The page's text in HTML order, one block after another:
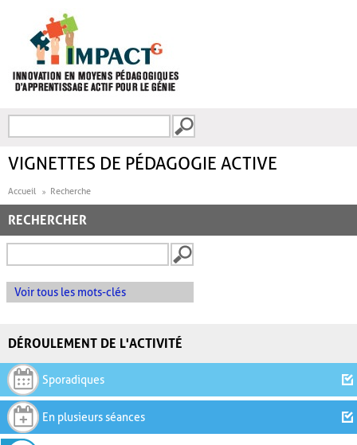
FORMULAIRE DE
VIGNETTES DE PÉDAGOGIE ACTIVE
Accueil Recherche
RECHERCHER
Voir tous les mots-clés
DÉROULEMENT DE L'ACTIVITÉ
Sporadiques
En plusieurs séances